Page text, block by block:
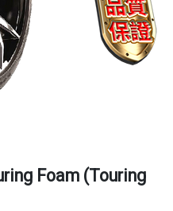
Foam (Touring